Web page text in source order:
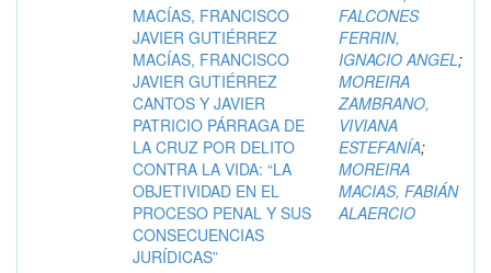
MACÍAS, FRANCISCO
JAVIER GUTIÉRREZ
MACÍAS, FRANCISCO
JAVIER GUTIÉRREZ
CANTOS Y JAVIER
PATRICIO PÁRRAGA DE
LA CRUZ POR DELITO
CONTRA LA VIDA: “LA
OBJETIVIDAD EN EL
PROCESO PENAL Y SUS
CONSECUENCIAS
JURÍDICAS”
FALCONES
FERRIN,
IGNACIO ANGEL;
MOREIRA
ZAMBRANO,
VIVIANA
ESTEFANÍA;
MOREIRA
MACIAS, FABIÁN
ALAERCIO